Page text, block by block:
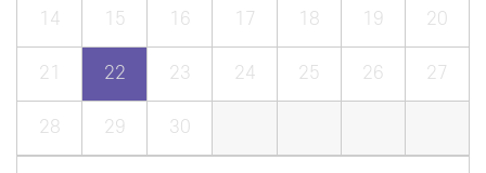
14 15 16 17 18 19 20
21 22 23 24 25 26 27
28 29 30